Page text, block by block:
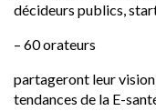
décideurs publics,
– 60 orateurs
partageront leur vision
tendances de la E-